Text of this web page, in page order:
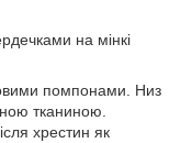
на мінкі
помпонами. Низ
тканиною.
хрестин як